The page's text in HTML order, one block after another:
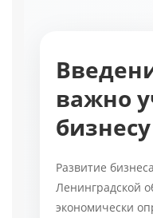
важно
Развитие
Ленинградской
экономически